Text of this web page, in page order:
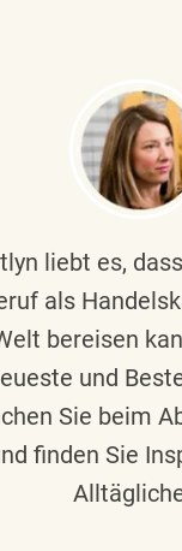
liebt es,
als
bereisen
und
Sie beim
finden Sie